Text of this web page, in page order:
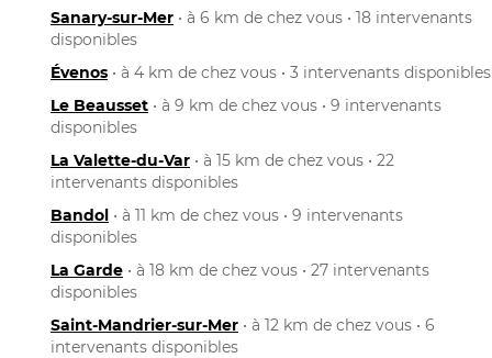
Sanary-sur-Mer • à 6 km de chez vous • 18 intervenants
disponibles
Évenos • à 4 km de chez vous • 3 intervenants disponibles
Le Beausset • à 9 km de chez vous • 9 intervenants
disponibles
La Valette-du-Var • à 15 km de chez vous • 22
intervenants disponibles
Bandol • à 11 km de chez vous • 9 intervenants
disponibles
La Garde • à 18 km de chez vous • 27 intervenants
disponibles
Saint-Mandrier-sur-Mer • à 12 km de chez vous • 6
intervenants disponibles